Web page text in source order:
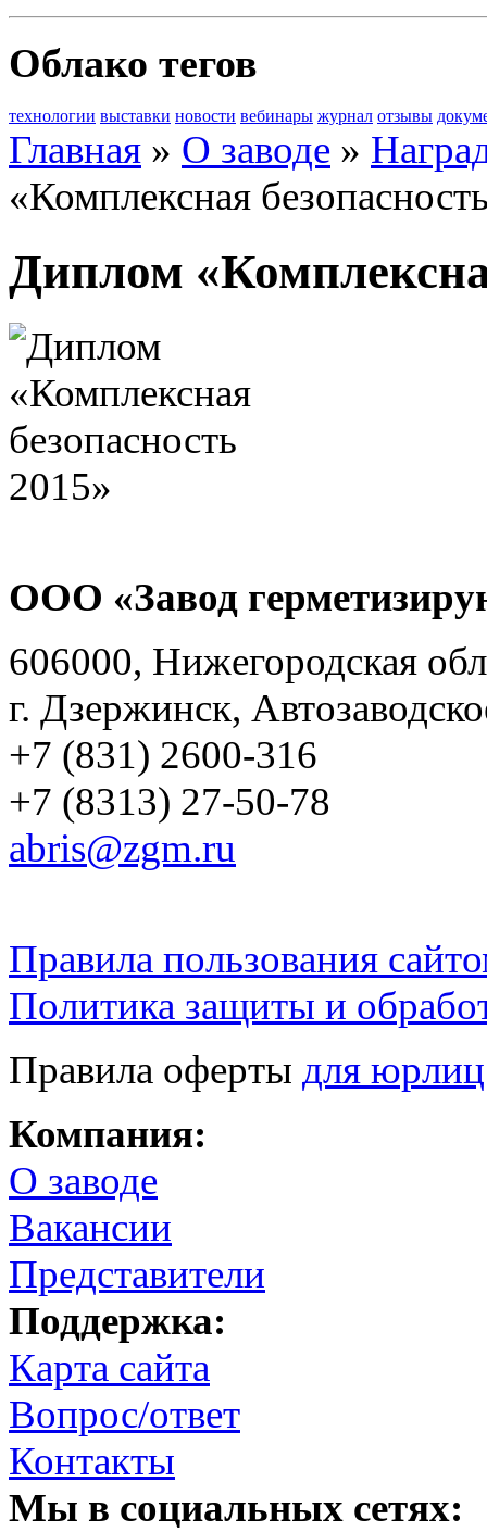
Облако тегов
технологии выставки новости вебинары журнал отзывы
Главная » О заводе »
«Комплексная
Диплом
ООО «Завод
606000, Нижегородская
г. Дзержинск,
+7 (831) 2600-316
+7 (8313) 27-50-78
abris@zgm.ru
Правила пользования
Политика защиты и
Правила оферты для
Компания:
О заводе
Вакансии
Представители
Поддержка:
Карта сайта
Вопрос/ответ
Контакты
Мы в социальных сетях: